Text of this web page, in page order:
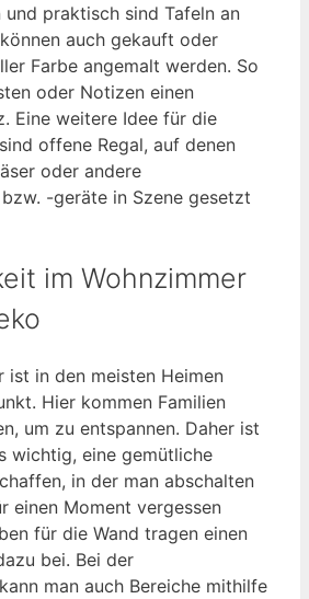
und praktisch sind Tafeln an
auch gekauft oder
Farbe angemalt werden. So
oder Notizen einen
Eine weitere Idee für die
offene Regal, auf denen
oder andere
-geräte in Szene gesetzt
im Wohnzimmer
ist in den meisten Heimen
Hier kommen Familien
um zu entspannen. Daher ist
wichtig, eine gemütliche
in der man abschalten
einen Moment vergessen
für die Wand tragen einen
bei. Bei der
man auch Bereiche mithilfe